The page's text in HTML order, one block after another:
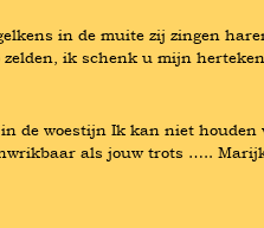
in de muite zij zingen
ik schenk u mijn
de woestijn Ik kan niet
als jouw trots …..